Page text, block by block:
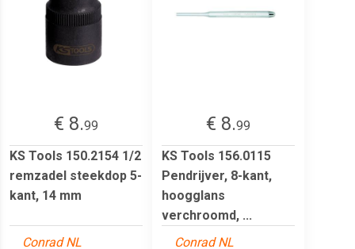
€ 8.99
KS Tools 150.2154 1/2
remzadel steekdop 5-
kant, 14 mm
Conrad NL
€ 8.99
KS Tools 156.0115
Pendrijver, 8-kant,
hoogglans
verchroomd, ...
Conrad NL